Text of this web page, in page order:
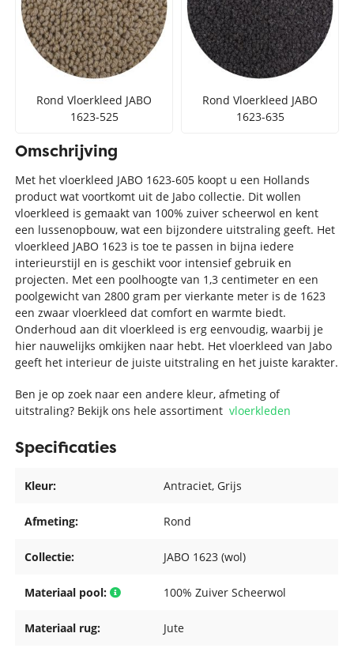
Rond Vloerkleed JABO
1623-525
Rond Vloerkleed JABO
1623-635
Omschrijving
Met het vloerkleed JABO 1623-605 koopt u een Hollands
product wat voortkomt uit de Jabo collectie. Dit wollen
vloerkleed is gemaakt van 100% zuiver scheerwol en kent
een lussenopbouw, wat een bijzondere uitstraling geeft. Het
vloerkleed JABO 1623 is toe te passen in bijna iedere
interieurstijl en is geschikt voor intensief gebruik en
projecten. Met een poolhoogte van 1,3 centimeter en een
poolgewicht van 2800 gram per vierkante meter is de 1623
een zwaar vloerkleed dat comfort en warmte biedt.
Onderhoud aan dit vloerkleed is erg eenvoudig, waarbij je
hier nauwelijks omkijken naar hebt. Het vloerkleed van Jabo
geeft het interieur de juiste uitstraling en het juiste karakter.
Ben je op zoek naar een andere kleur, afmeting of
uitstraling? Bekijk ons hele assortimentvloerkleden
Specificaties
Kleur: Antraciet, Grijs
Afmeting: Rond
Collectie: JABO 1623 (wol)
Materiaal pool: 100% Zuiver Scheerwol
Materiaal rug: Jute